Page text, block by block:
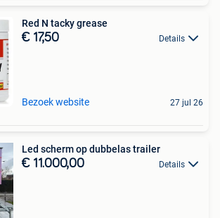
Red N tacky grease
€ 17,50 Details
Bezoek website 27 jul 26
Led scherm op dubbelas trailer
€ 11.000,00 Details